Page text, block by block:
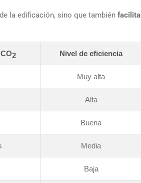
la edificación, sino que tambiénfacilita
2 Nivel de eficiencia
Muy alta
Alta
Buena
Media
Baja